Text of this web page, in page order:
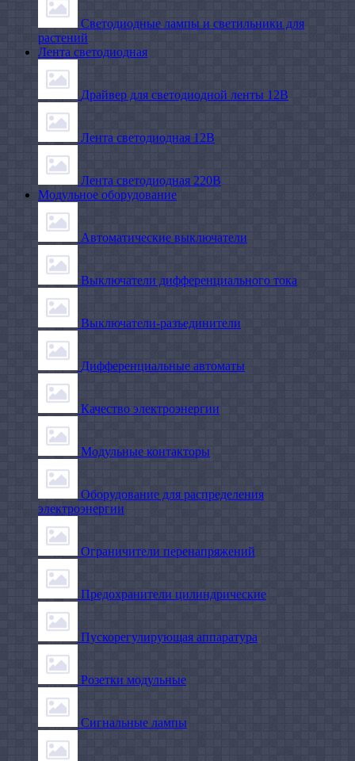
Светодиодные лампы и светильники для
растений
Лента светодиодная
Драйвер для светодиодной ленты 12В
Лента светодиодная 12В
Лента светодиодная 220В
Модульное оборудование
Автоматические выключатели
Выключатели дифференциального тока
Выключатели-разъединители
Дифференциальные автоматы
Качество электроэнергии
Модульные контакторы
Оборудование для распределения
электроэнергии
Ограничители перенапряжений
Предохранители цилиндрические
Пускорегулирующая аппаратура
Розетки модульные
Сигнальные лампы